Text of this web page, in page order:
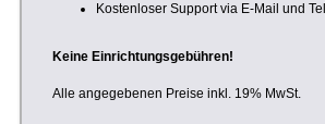
Kostenloser Support via E-Mail und
Keine Einrichtungsgebühren!
Alle angegebenen Preise inkl. 19% MwSt.